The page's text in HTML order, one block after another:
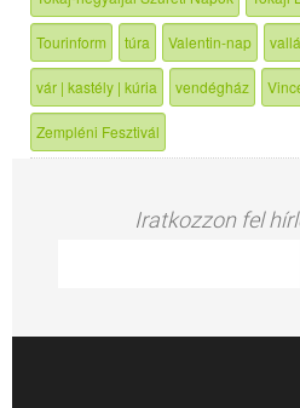
Tourinform túra Valentin-nap
vár | kastély | kúria vendégház
Zempléni Fesztivál
Iratkozzon fel